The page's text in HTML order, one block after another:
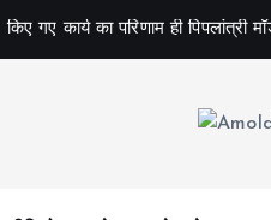
गए कार्य का परिणाम ही पिपलांत्री